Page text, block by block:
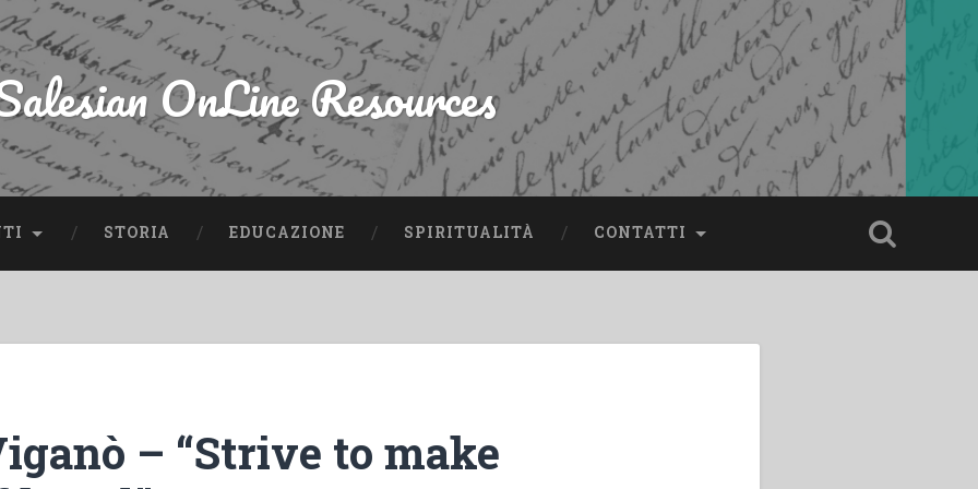
OnLine Resources
STORIA EDUCAZIONE SPIRITUALITÀ CONTATTI
– “Strive to make